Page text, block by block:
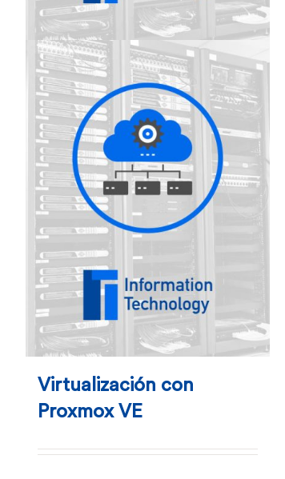
Virtualización con
Proxmox VE